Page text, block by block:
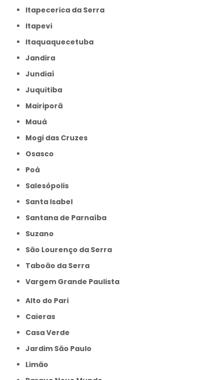
Itapecerica da Serra
Itapevi
Itaquaquecetuba
Jandira
Jundiaí
Juquitiba
Mairiporã
Mauá
Mogi das Cruzes
Osasco
Poá
Salesópolis
Santa Isabel
Santana de Parnaíba
Suzano
São Lourenço da Serra
Taboão da Serra
Vargem Grande Paulista
Alto do Pari
Caieras
Casa Verde
Jardim São Paulo
Limão